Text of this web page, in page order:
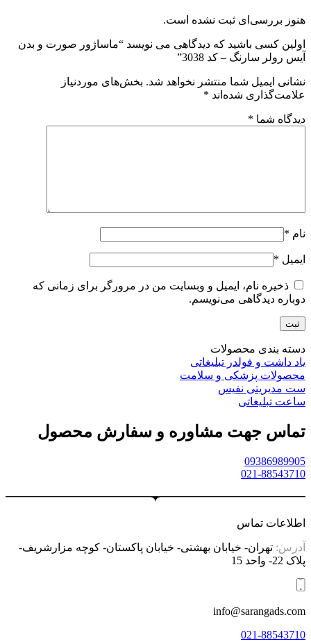
هنوز بررسی‌ای ثبت نشده است.
اولین کسی باشید که دیدگاهی می نویسد “ماساژور صورت و بدن
آیس رولر سارنگ – کد 3038”
نشانی ایمیل شما منتشر نخواهد شد. بخش‌های موردنیاز
علامت‌گذاری شده‌اند *
دیدگاه شما *
نام *
ایمیل *
ذخیره نام، ایمیل و وبسایت من در مرورگر برای زمانی که
دوباره دیدگاهی می‌نویسم.
دسته بندی محصولات
یاد داشت و فولدر تبلیغاتی
محصولات پزشکی و سلامت
ست مدیریتی نفیس
ساعت تبلیغاتی
تماس جهت مشاوره و سفارش محصول
09386989905
021-88543710
اطلاعات تماس
آدرس: تهران- خیابان بهشتی- خیابان پاکستان- کوچه مزارشریف-
پلاک 22- واحد 15
info@sarangads.com
021-88543710